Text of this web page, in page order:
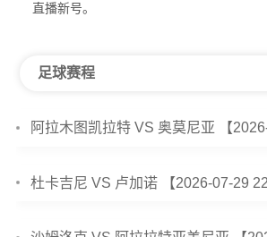
直播新号。
足球赛程
阿拉木图凯拉特 VS 奥莫尼亚 【
杜卡吉尼 VS 卢加诺 【2026-07-29